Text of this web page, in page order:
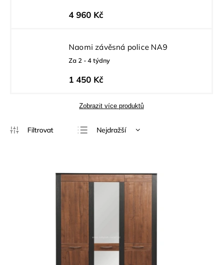
4 960 Kč
Naomi závěsná police NA9
Za 2 - 4 týdny
1 450 Kč
Zobrazit více produktů
Nejdražší
Nejprodávanější